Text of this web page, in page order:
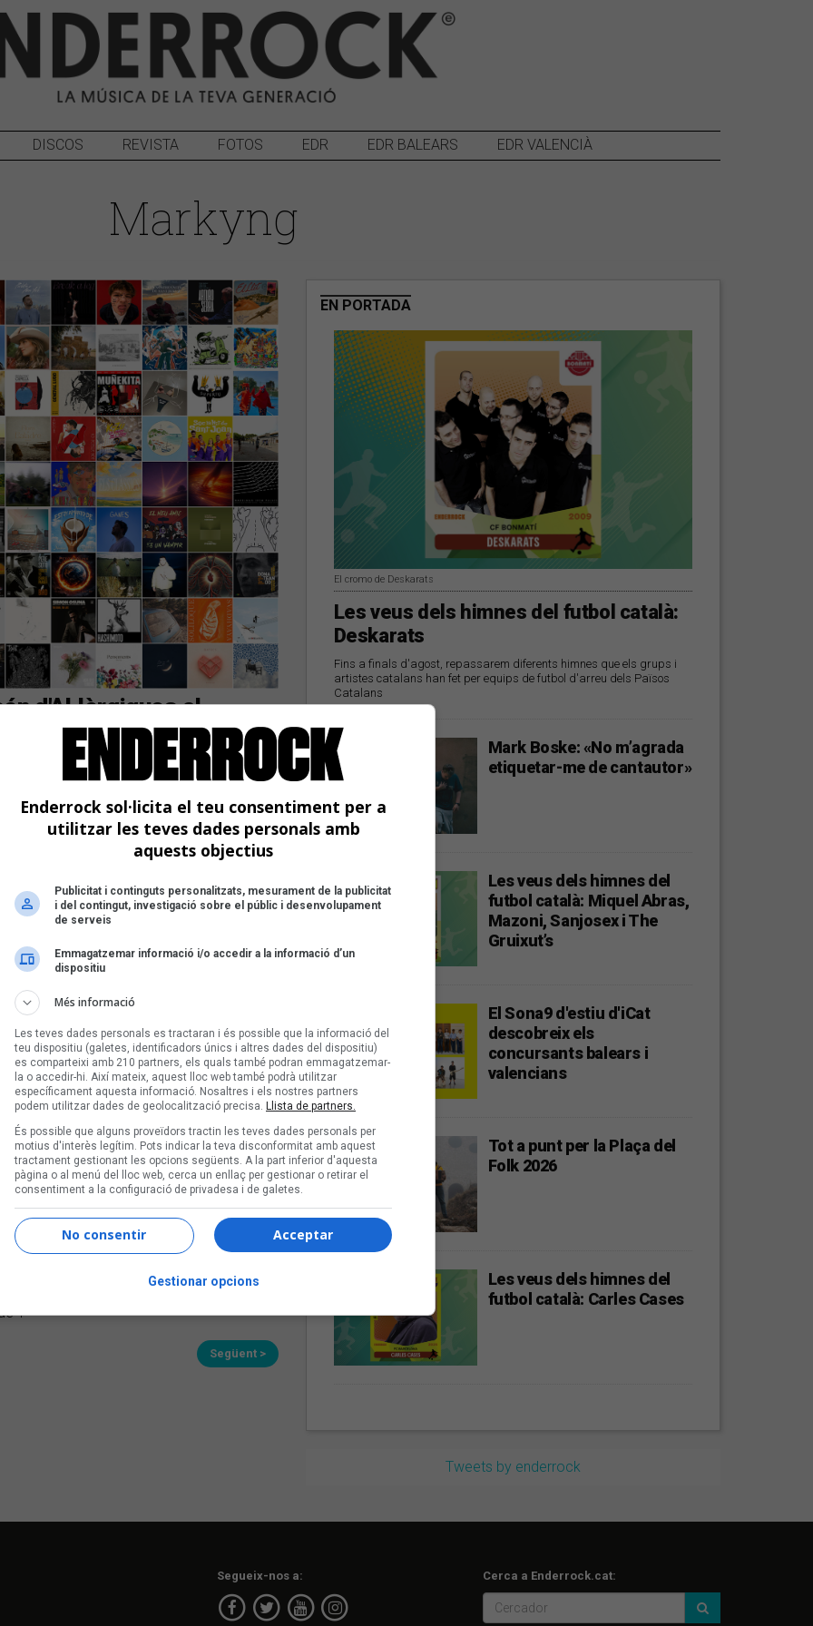
DISCOS REVISTA FOTOS EDR EDR BALEARS EDR VALENCIÀ
Markyng
d'Al·lèrgiques al
Nadal amb David
dies
de Joan Dausà amb
García, Reina Mora &
darrers dies
1
Següent >
EN PORTADA
El cromo de Deskarats
Les veus dels himnes del futbol català:
Deskarats
Fins a finals d'agost, repassarem diferents himnes que els grups i
artistes catalans han fet per equips de futbol d'arreu dels Països
Catalans
Mark Boske: «No m’agrada
etiquetar-me de cantautor»
Les veus dels himnes del
futbol català: Miquel Abras,
Mazoni, Sanjosex i The
Gruixut’s
El Sona9 d'estiu d'iCat
descobreix els
concursants balears i
valencians
Tot a punt per la Plaça del
Folk 2026
Les veus dels himnes del
futbol català: Carles Cases
Tweets by enderrock
Segueix-nos a: Cerca a Enderrock.cat:
Enderrock sol·licita el teu consentiment per a
utilitzar les teves dades personals amb
aquests objectius
Publicitat i continguts personalitzats, mesurament de la publicitat
i del contingut, investigació sobre el públic i desenvolupament
de serveis
Emmagatzemar informació i/o accedir a la informació d’un
dispositiu
Més informació
Les teves dades personals es tractaran i és possible que la informació del
teu dispositiu (galetes, identificadors únics i altres dades del dispositiu)
es comparteixi amb 210 partners, els quals també podran emmagatzemar-
la o accedir-hi. Així mateix, aquest lloc web també podrà utilitzar
específicament aquesta informació. Nosaltres i els nostres partners
podem utilitzar dades de geolocalització precisa. Llista de partners.
És possible que alguns proveïdors tractin les teves dades personals per
motius d'interès legítim. Pots indicar la teva disconformitat amb aquest
tractament gestionant les opcions següents. A la part inferior d'aquesta
pàgina o al menú del lloc web, cerca un enllaç per gestionar o retirar el
consentiment a la configuració de privadesa i de galetes.
Acceptar
No consentir
Gestionar opcions